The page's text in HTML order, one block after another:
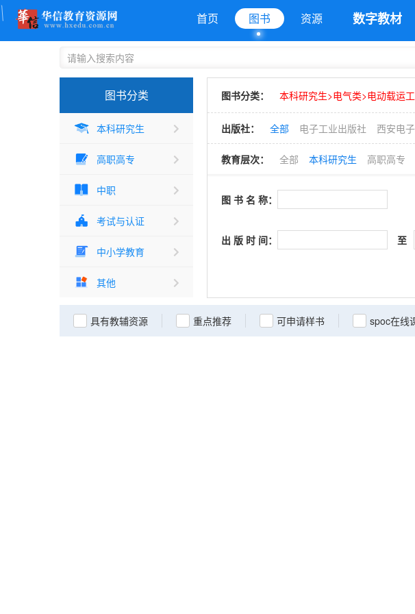
首页 图书 资源 数字教材
图书分类
本科研究生
高职高专
中职
考试与认证
中小学教育
其他
图书分类： 本科研究生>电气类>电动载运
出版社： 全部 电子工业出版社 西安电
教育层次： 全部 本科研究生 高职高专
图 书 名 称：
出 版 时 间： 至
具有教辅资源 重点推荐 可申请样书 spoc在线